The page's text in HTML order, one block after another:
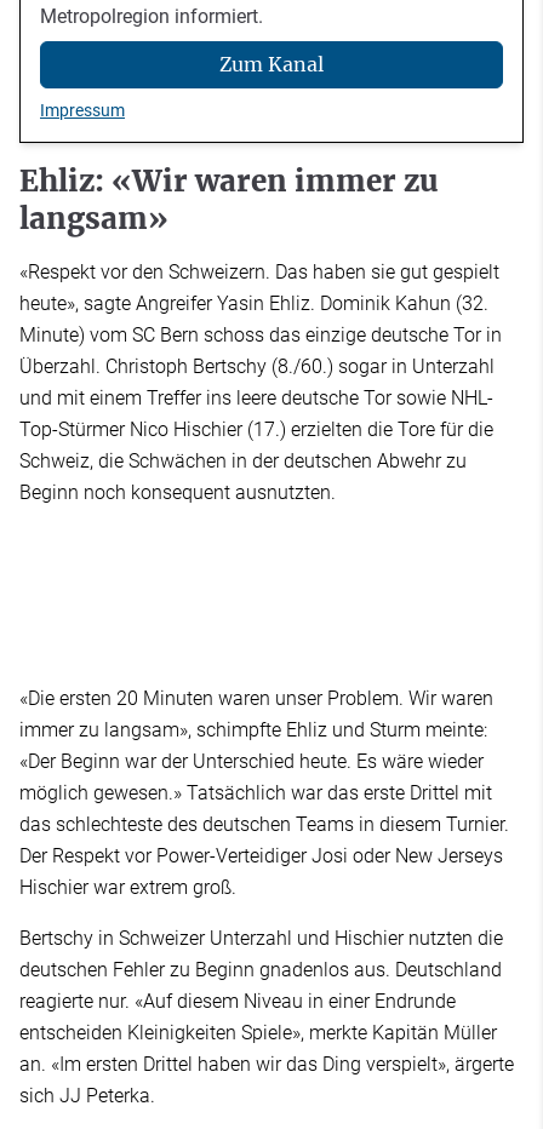
Metropolregion informiert.
Zum Kanal
Impressum
Ehliz: «Wir waren immer zu
langsam»
«Respekt vor den Schweizern. Das haben sie gut gespielt
heute», sagte Angreifer Yasin Ehliz. Dominik Kahun (32.
Minute) vom SC Bern schoss das einzige deutsche Tor in
Überzahl. Christoph Bertschy (8./60.) sogar in Unterzahl
und mit einem Treffer ins leere deutsche Tor sowie NHL-
Top-Stürmer Nico Hischier (17.) erzielten die Tore für die
Schweiz, die Schwächen in der deutschen Abwehr zu
Beginn noch konsequent ausnutzten.
«Die ersten 20 Minuten waren unser Problem. Wir waren
immer zu langsam», schimpfte Ehliz und Sturm meinte:
«Der Beginn war der Unterschied heute. Es wäre wieder
möglich gewesen.» Tatsächlich war das erste Drittel mit
das schlechteste des deutschen Teams in diesem Turnier.
Der Respekt vor Power-Verteidiger Josi oder New Jerseys
Hischier war extrem groß.
Bertschy in Schweizer Unterzahl und Hischier nutzten die
deutschen Fehler zu Beginn gnadenlos aus. Deutschland
reagierte nur. «Auf diesem Niveau in einer Endrunde
entscheiden Kleinigkeiten Spiele», merkte Kapitän Müller
an. «Im ersten Drittel haben wir das Ding verspielt», ärgerte
sich JJ Peterka.